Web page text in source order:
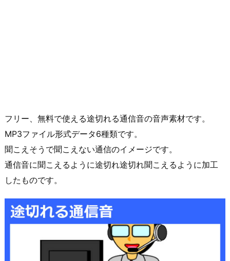
フリー、無料で使える途切れる通信音の音声素材です。
MP3ファイル形式データ6種類です。
聞こえそうで聞こえない通信のイメージです。
通信音に聞こえるように途切れ途切れ聞こえるように加工
したものです。